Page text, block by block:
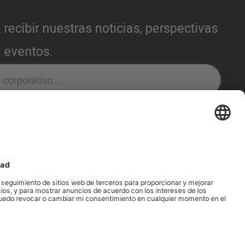
nuestras noticias, perspectivas